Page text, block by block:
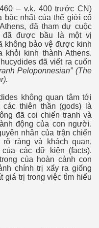
– v.k. 400 trước CN)
nhất của thế giới cổ
đã tham dự cuộc
đã được bầu là một vị
không bảo vệ được kinh
khỏi kinh thành Athens.
đã viết ra cuốn
Peloponnesian” (The
không quan tâm tới
thiên thần (gods) là
đã coi chiến tranh và
động của con người.
nhân của trận chiến
rõ ràng và khách quan,
các dữ kiện (facts).
của hoàn cảnh con
chính trị xẩy ra giống
giá trị trong việc tìm hiểu